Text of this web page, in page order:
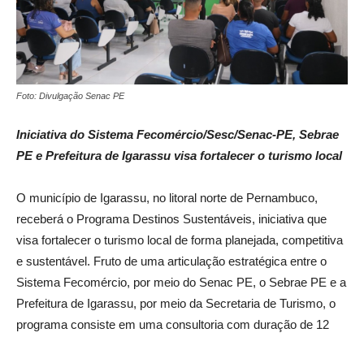
Foto: Divulgação Senac PE
Iniciativa do Sistema Fecomércio/Sesc/Senac-PE, Sebrae
PE e Prefeitura de Igarassu visa fortalecer o turismo local
O município de Igarassu, no litoral norte de Pernambuco,
receberá o Programa Destinos Sustentáveis, iniciativa que
visa fortalecer o turismo local de forma planejada, competitiva
e sustentável. Fruto de uma articulação estratégica entre o
Sistema Fecomércio, por meio do Senac PE, o Sebrae PE e a
Prefeitura de Igarassu, por meio da Secretaria de Turismo, o
programa consiste em uma consultoria com duração de 12